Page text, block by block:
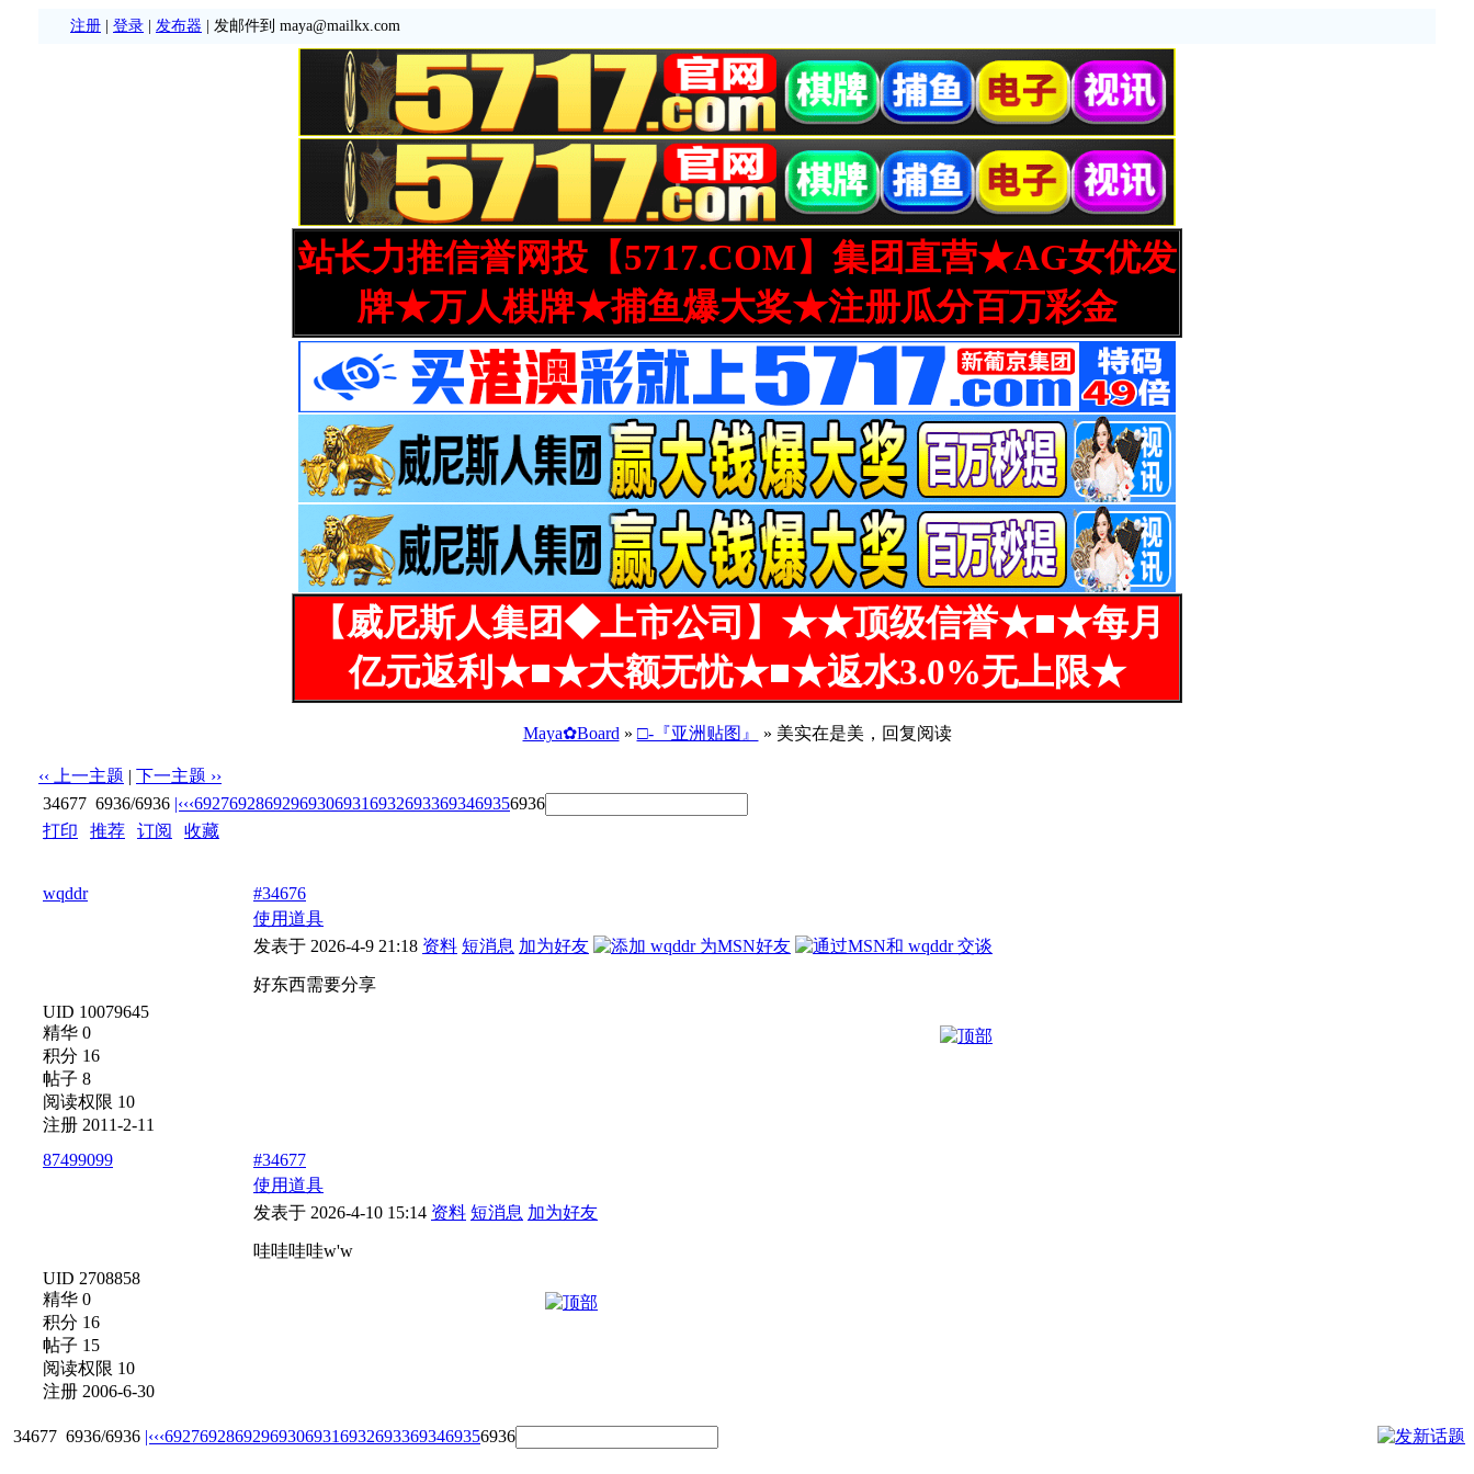
注册 登录 发布器 | 发邮件到 maya@mailkx.com
站长力推信誉网投【5717.COM】集团直营★AG女优发
牌★万人棋牌★捕鱼爆大奖★注册瓜分百万彩金
【威尼斯人集团◆上市公司】★★顶级信誉★■★每月
亿元返利★■★大额无忧★■★返水3.0%无上限★
Maya✿Board » □-『亚洲贴图』 » 美实在是美，回复阅读
‹‹ 上一主题 | 下一主题 ››
34677 6936/6936 |‹‹‹6927692869296930693169326933693469356936
打印
推荐 订阅
收藏
wqddr
UID 10079645
精华 0
积分 16
帖子 8
阅读权限 10
注册 2011-2-11
#34676
使用道具
发表于 2026-4-9 21:18 资料 短消息 加为好友
好东西需要分享
87499099
UID 2708858
精华 0
积分 16
帖子 15
阅读权限 10
注册 2006-6-30
#34677
使用道具
发表于 2026-4-10 15:14 资料 短消息 加为好友
哇哇哇哇w'w
34677 6936/6936 |‹‹‹6927692869296930693169326933693469356936